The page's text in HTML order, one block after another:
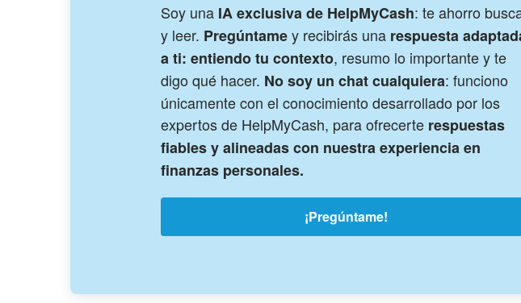
Soy una IA exclusiva de HelpMyCash: te ahorro
y leer. Pregúntamey recibirás una respuesta
a ti: entiendo tu contexto, resumo lo importante y te
digo qué hacer. No soy un chat cualquiera: funciono
únicamente con el conocimiento desarrollado por los
expertos de HelpMyCash, para ofrecerte respuestas
fiables y alineadas con nuestra experiencia en
finanzas personales.
¡Pregúntame!